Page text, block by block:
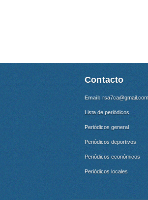
Contacto
Email: rsa7ca@gmail.com
Lista de periódicos
Periódicos general
Periódicos deportivos
Periódicos económicos
Periódicos locales